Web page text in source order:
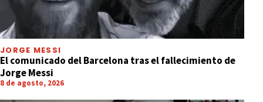
JORGE MESSI
El comunicado del Barcelona tras el fallecimiento de
Jorge Messi
8 de agosto, 2026